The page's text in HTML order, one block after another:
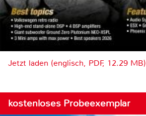
Jetzt laden (englisch, PDF, 12.29 MB)
kostenloses Probeexemplar